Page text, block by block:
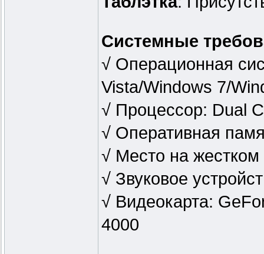
Системные
√ Операционная
Vista/Windows 7/
√ Процессор: Dual
√ Оперативная
√ Место на жестком
√ Звуковое
√ Видеокарта:
4000